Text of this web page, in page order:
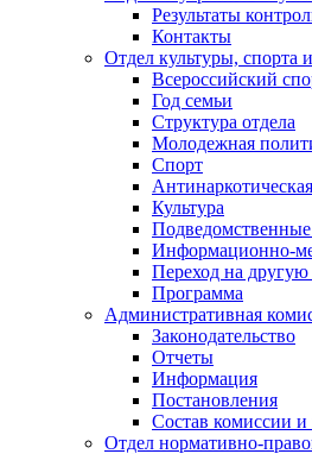
Результаты
Контакты
Отдел культуры, спорта
Всероссийский
Год семьи
Структура отдела
Молодежная
Спорт
Культура
Информационно-
Переход на другую
Программа
Административная
Законодательство
Отчеты
Информация
Постановления
Состав комиссии и
Отдел нормативно-